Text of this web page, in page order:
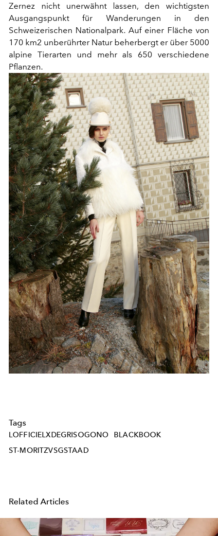
Zernez nicht unerwähnt lassen, den wichtigsten
Ausgangspunkt für Wanderungen in den
Schweizerischen Nationalpark. Auf einer Fläche von
170 km2 unberührter Natur beherbergt er über 5000
alpine Tierarten und mehr als 650 verschiedene
Pflanzen.
Tags
LOFFICIELXDEGRISOGONO
BLACKBOOK
ST-MORITZVSGSTAAD
Related Articles